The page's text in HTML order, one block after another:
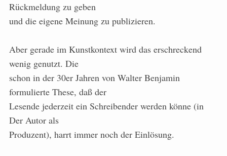
Rückmeldung zu geben
und die eigene Meinung zu publizieren.
Aber gerade im Kunstkontext wird das erschreckend
wenig genutzt. Die
schon in der 30er Jahren von Walter Benjamin
formulierte These, daß der
Lesende jederzeit ein Schreibender werden könne (in
Der Autor als
Produzent), harrt immer noch der Einlösung.